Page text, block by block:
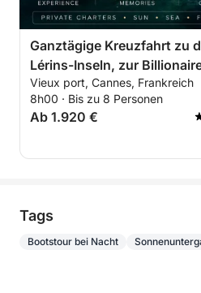
Ganztägige Kreuzfahrt zu
Lérins-Inseln, zur
und nach Théoule-sur-Mer
Vieux port, Cannes, Frankreich
8h00 · Bis zu 8 Personen
Ab 1.920 €
Tags
Bootstour bei Nacht